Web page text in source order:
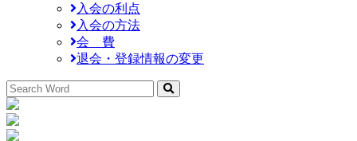
入会の利点
入会の方法
会 費
退会・登録情報の変更